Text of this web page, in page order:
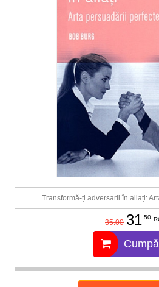
Transformă-ți adversarii în aliați:
35.00 31.50